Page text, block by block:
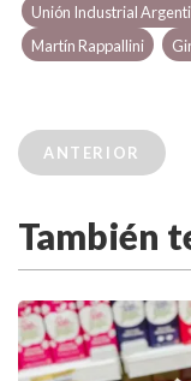
Unión Industrial
Martín Rappallini
ANTERIOR
También